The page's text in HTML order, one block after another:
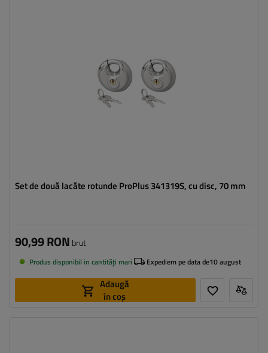
Set de două lacăte rotunde ProPlus 341319S, cu disc, 70 mm
90,99 RON brut
Produs disponibil in cantități mari Expediem pe data de10 august
Adaugă
în coș